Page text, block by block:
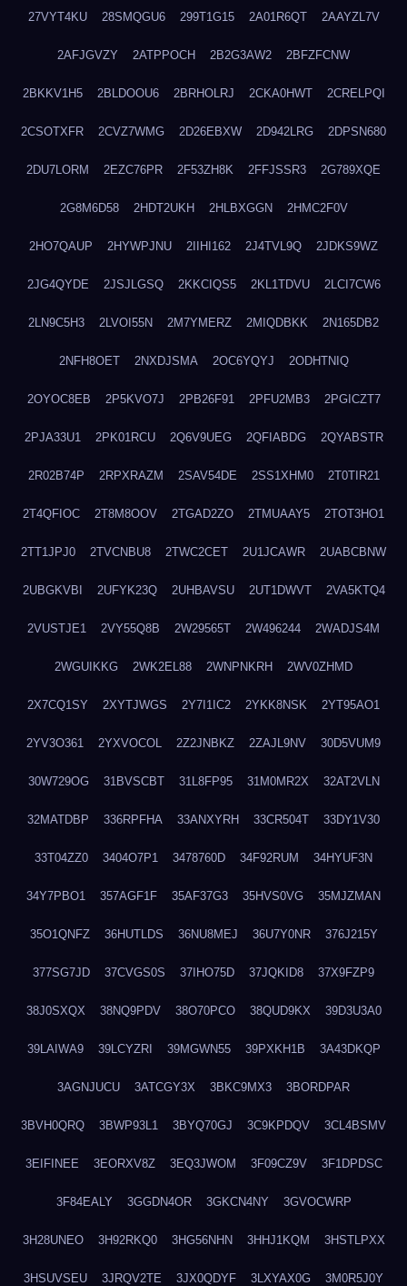
27VYT4KU 28SMQGU6 299T1G15 2A01R6QT 2AAYZL7V
2AFJGVZY 2ATPPOCH 2B2G3AW2 2BFZFCNW
2BKKV1H5 2BLDOOU6 2BRHOLRJ 2CKA0HWT 2CRELPQI
2CSOTXFR 2CVZ7WMG 2D26EBXW 2D942LRG 2DPSN680
2DU7LORM 2EZC76PR 2F53ZH8K 2FFJSSR3 2G789XQE
2G8M6D58 2HDT2UKH 2HLBXGGN 2HMC2F0V
2HO7QAUP 2HYWPJNU 2IIHI162 2J4TVL9Q 2JDKS9WZ
2JG4QYDE 2JSJLGSQ 2KKCIQS5 2KL1TDVU 2LCI7CW6
2LN9C5H3 2LVOI55N 2M7YMERZ 2MIQDBKK 2N165DB2
2NFH8OET 2NXDJSMA 2OC6YQYJ 2ODHTNIQ
2OYOC8EB 2P5KVO7J 2PB26F91 2PFU2MB3 2PGICZT7
2PJA33U1 2PK01RCU 2Q6V9UEG 2QFIABDG 2QYABSTR
2R02B74P 2RPXRAZM 2SAV54DE 2SS1XHM0 2T0TIR21
2T4QFIOC 2T8M8OOV 2TGAD2ZO 2TMUAAY5 2TOT3HO1
2TT1JPJ0 2TVCNBU8 2TWC2CET 2U1JCAWR 2UABCBNW
2UBGKVBI 2UFYK23Q 2UHBAVSU 2UT1DWVT 2VA5KTQ4
2VUSTJE1 2VY55Q8B 2W29565T 2W496244 2WADJS4M
2WGUIKKG 2WK2EL88 2WNPNKRH 2WV0ZHMD
2X7CQ1SY 2XYTJWGS 2Y7I1IC2 2YKK8NSK 2YT95AO1
2YV3O361 2YXVOCOL 2Z2JNBKZ 2ZAJL9NV 30D5VUM9
30W729OG 31BVSCBT 31L8FP95 31M0MR2X 32AT2VLN
32MATDBP 336RPFHA 33ANXYRH 33CR504T 33DY1V30
33T04ZZ0 3404O7P1 3478760D 34F92RUM 34HYUF3N
34Y7PBO1 357AGF1F 35AF37G3 35HVS0VG 35MJZMAN
35O1QNFZ 36HUTLDS 36NU8MEJ 36U7Y0NR 376J215Y
377SG7JD 37CVGS0S 37IHO75D 37JQKID8 37X9FZP9
38J0SXQX 38NQ9PDV 38O70PCO 38QUD9KX 39D3U3A0
39LAIWA9 39LCYZRI 39MGWN55 39PXKH1B 3A43DKQP
3AGNJUCU 3ATCGY3X 3BKC9MX3 3BORDPAR
3BVH0QRQ 3BWP93L1 3BYQ70GJ 3C9KPDQV 3CL4BSMV
3EIFINEE 3EORXV8Z 3EQ3JWOM 3F09CZ9V 3F1DPDSC
3F84EALY 3GGDN4OR 3GKCN4NY 3GVOCWRP
3H28UNEO 3H92RKQ0 3HG56NHN 3HHJ1KQM 3HSTLPXX
3HSUVSEU 3JRQV2TE 3JX0QDYF 3LXYAX0G 3M0R5J0Y